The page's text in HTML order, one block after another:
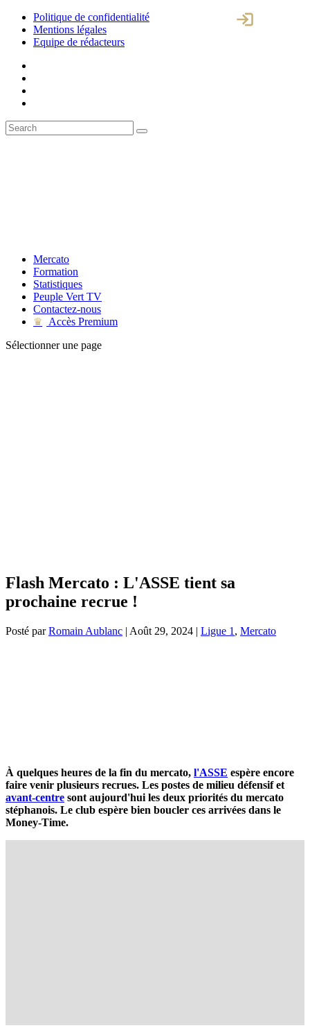
Politique de confidentialité
Mentions légales
Equipe de rédacteurs
Mercato
Formation
Statistiques
Peuple Vert TV
Contactez-nous
♛
Accès Premium
Sélectionner une page
Flash Mercato : L'ASSE tient sa
prochaine recrue !
Posté parRomain Aublanc | Août 29, 2024 | Ligue 1 , Mercato
À quelques heures de la fin du mercato, l'ASSE espère encore
faire venir plusieurs recrues. Les postes de milieu défensif et
avant-centre sont aujourd'hui les deux priorités du mercato
stéphanois. Le club espère bien boucler ces arrivées dans le
Money-Time.